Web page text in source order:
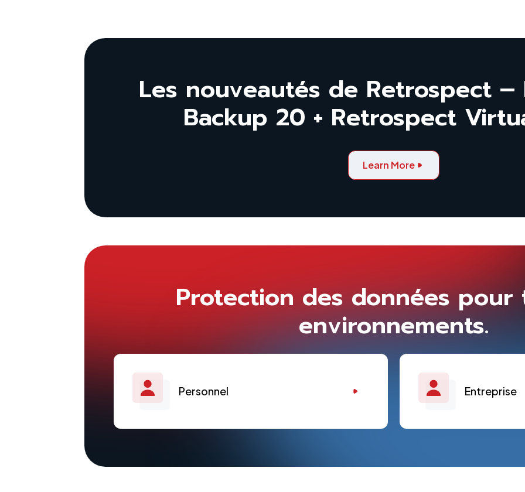
Les nouveautés de Retrospect
Backup 20 + Retrospect
Learn More
Protection des données pour
environnements.
Personnel Entreprise